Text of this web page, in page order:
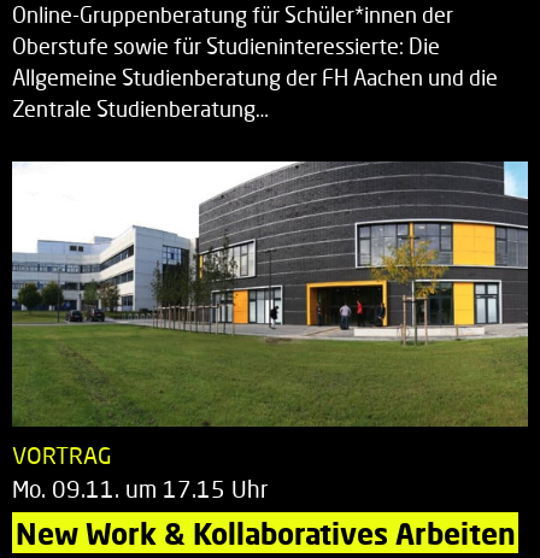
Online-Gruppenberatung für Schüler*innen der
Oberstufe sowie für Studieninteressierte: Die
Allgemeine Studienberatung der FH Aachen und die
Zentrale Studienberatung…
VORTRAG
Mo. 09.11. um 17.15 Uhr
New Work & Kollaboratives Arbeiten